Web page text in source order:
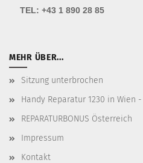
TEL: +43 1 890 28 85
MEHR ÜBER...
Sitzung unterbrochen
Handy Reparatur 1230 in
REPARATURBONUS Österreich
Impressum
Kontakt